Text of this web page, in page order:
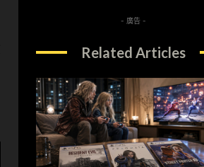
- 廣告 -
Related Articles